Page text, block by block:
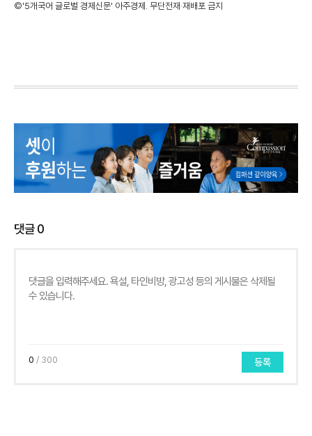
©'5개국어 글로벌 경제신문' 아주경제. 무단전재·재배포 금지
댓글0
0 / 300 등록